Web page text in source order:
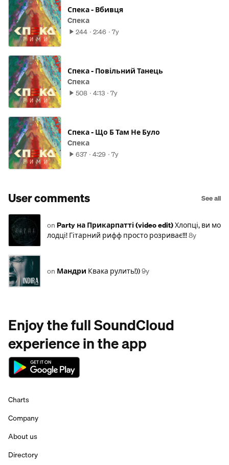
Спека - Вбивця
Cпека
244 2:46 7y
Спека - Повільний Танець
Cпека
508 4:13 7y
Спека - Що Б Там Не Було
Cпека
637 4:29 7y
User comments See all
onParty на Прикарпатті (video edit)Хлопці, ви мо
лодці! Гітарний рифф просто розриває!!!8y
on Мандри Квака рулить!))9y
Enjoy the full SoundCloud
experience in the app
Charts
Company
About us
Directory